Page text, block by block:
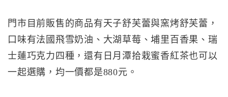
門市目前販售的商品有天子舒芙蕾與窯烤舒芙蕾，
口味有法國飛雪奶油、大湖草莓、埔里百香果、瑞
士蓮巧克力四種，還有日月潭拾栽蜜香紅茶也可以
一起選購，均一價都是880元。